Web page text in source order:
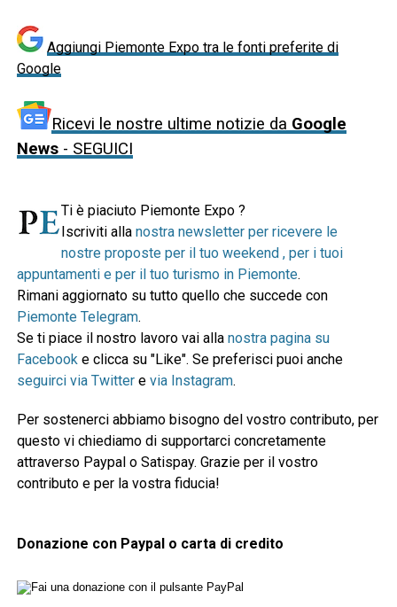
Aggiungi Piemonte Expo tra le fonti preferite di
Google
Ricevi le nostre ultime notizie da Google
News- SEGUICI
Ti è piaciuto Piemonte Expo ?
Iscriviti alla nostra newsletter per ricevere le
nostre proposte per il tuo weekend , per i tuoi
appuntamenti e per il tuo turismo in Piemonte.
Rimani aggiornato su tutto quello che succede con
Piemonte Telegram.
Se ti piace il nostro lavoro vai alla nostra pagina su
Facebooke clicca su "Like". Se preferisci puoi anche
seguirci via Twittere via Instagram.
Per sostenerci abbiamo bisogno del vostro contributo, per
questo vi chiediamo di supportarci concretamente
attraverso Paypal o Satispay. Grazie per il vostro
contributo e per la vostra fiducia!
Donazione con Paypal o carta di credito